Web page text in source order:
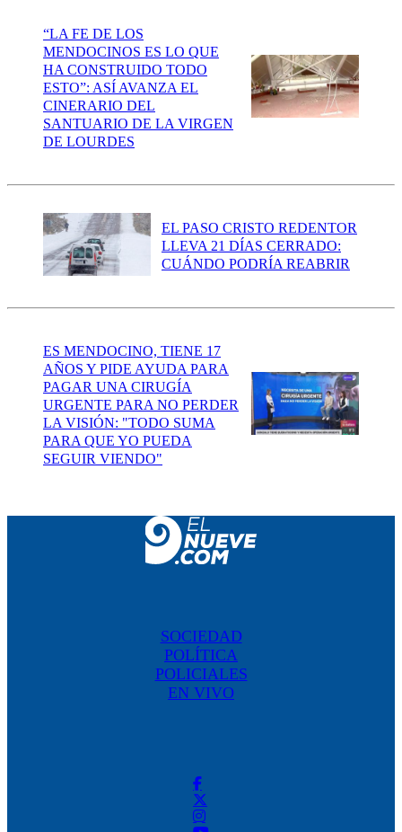
“LA FE DE LOS
MENDOCINOS ES LO QUE
HA CONSTRUIDO TODO
ESTO”: ASÍ AVANZA EL
CINERARIO DEL
SANTUARIO DE LA VIRGEN
DE LOURDES
EL PASO CRISTO REDENTOR
LLEVA 21 DÍAS CERRADO:
CUÁNDO PODRÍA REABRIR
ES MENDOCINO, TIENE 17
AÑOS Y PIDE AYUDA PARA
PAGAR UNA CIRUGÍA
URGENTE PARA NO PERDER
LA VISIÓN: "TODO SUMA
PARA QUE YO PUEDA
SEGUIR VIENDO"
SOCIEDAD
POLÍTICA
POLICIALES
EN VIVO